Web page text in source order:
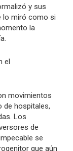
y sus
lo miró como si
la
el
movimientos
de hospitales,
Los
de
se
que aún